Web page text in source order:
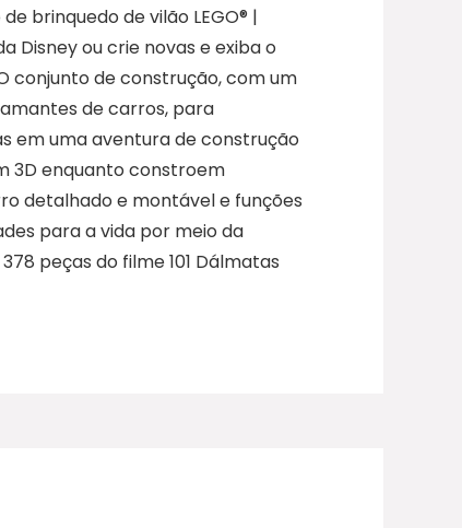
brinquedo de vilão LEGO® |
Disney ou crie novas e exiba o
conjunto de construção, com um
de carros, para
em uma aventura de construção
3D enquanto constroem
detalhado e montável e funções
para a vida por meio da
peças do filme 101 Dálmatas